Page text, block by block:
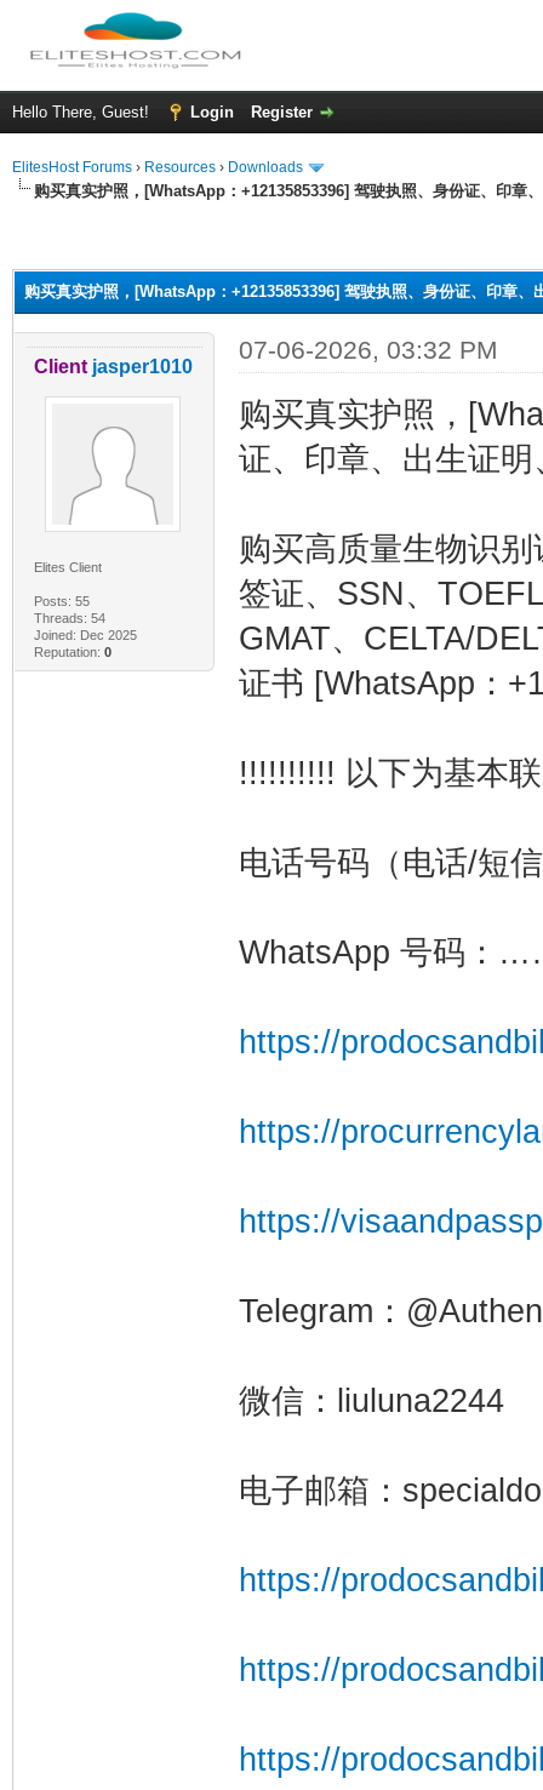
Hello There, Guest! Login Register
ElitesHost Forums › Resources › Downloads
购买真实护照，[WhatsApp：+12135853396] 驾驶执照、身份证、印章
购买真实护照，[WhatsApp：+12135853396] 驾驶执照、身份证、印章、
Client jasper1010
Elites Client
Posts: 55
Threads: 54
Joined: Dec 2025
Reputation: 0
07-06-2026, 03:32 PM
购买真实护照，
证、印章、出生证明
购买高质量生物识
签证、SSN、
GMAT、CELTA/
证书 [WhatsApp：
!!!!!!!!!! 以下为基本
电话号码（电话/短
WhatsApp 号码：
https://
https://
https://
Telegram：
微信：liuluna2244
电子邮箱：
https://
https://
https://